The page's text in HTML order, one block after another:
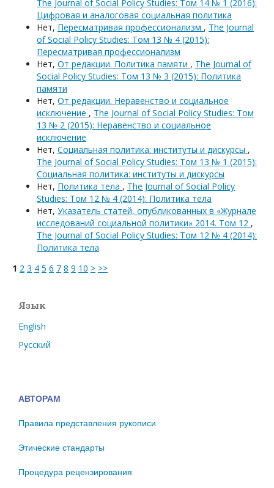
The Journal of Social Policy Studies: Том 14 № 1 (2016):
Цифровая и аналоговая социальная политика
Нет, Пересматривая профессионализм , The Journal
of Social Policy Studies: Том 13 № 4 (2015):
Пересматривая профессионализм
Нет, От редакции. Политика памяти , The Journal of
Social Policy Studies: Том 13 № 3 (2015): Политика
памяти
Нет, От редакции. Неравенство и социальное
исключение , The Journal of Social Policy Studies: Том
13 № 2 (2015): Неравенство и социальное
исключение
Нет, Социальная политика: институты и дискурсы ,
The Journal of Social Policy Studies: Том 13 № 1 (2015):
Социальная политика: институты и дискурсы
Нет, Политика тела , The Journal of Social Policy
Studies: Том 12 № 4 (2014): Политика тела
Нет, Указатель статей, опубликованных в «Журнале
исследований социальной политики» 2014. Том 12 ,
The Journal of Social Policy Studies: Том 12 № 4 (2014):
Политика тела
1 2 3 4 5 6 7 8 9 10 > >>
Язык
English
Русский
АВТОРАМ
Правила представления рукописи
Этические стандарты
Процедура рецензирования